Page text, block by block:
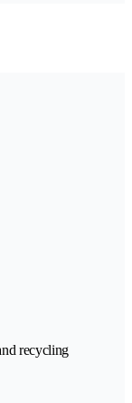
recycling